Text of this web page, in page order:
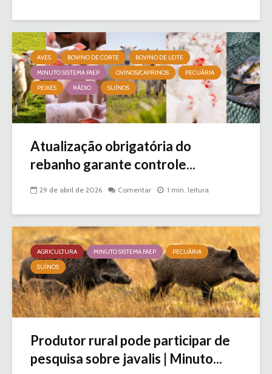
AVES BOVINO DE CORTE
BOVINO DE LEITE
MINUTO SISTEMA FAEP
OVINOS/CAPRINOS
PECUÁRIA
PEIXES
RÁDIO SUÍNOS
Atualização obrigatória do
rebanho garante controle...
29 de abril de 2026 Comentar 1 min. leitura
AGRICULTURA MINUTO SISTEMA FAEP
PECUÁRIA
SUÍNOS
Produtor rural pode participar de
pesquisa sobre javalis | Minuto...